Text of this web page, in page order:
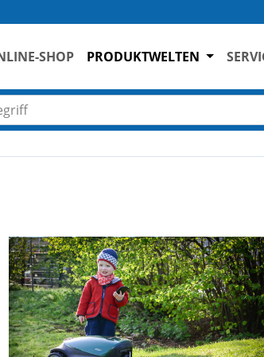
SHOP PRODUKTWELTEN
eingeben